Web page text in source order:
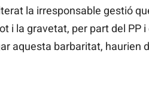
la irresponsable gestió
i la gravetat, per part del PP
aquesta barbaritat,